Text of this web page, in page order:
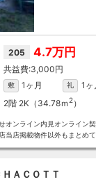
205 4.7万円
3,000円
敷 1ヶ月 礼
1ヶ
2階 2K（34.78ｍ 2）
オンライン内見オンライン
当店掲載物件以外もまとめて
ＨＡＣＯＴＴ